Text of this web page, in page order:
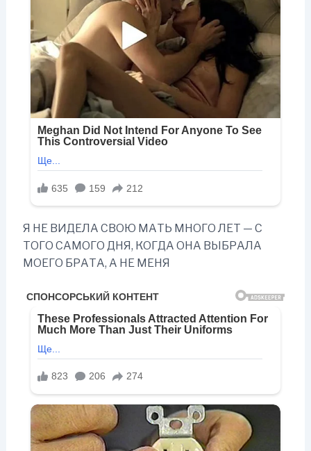
Я НЕ ВИДЕЛА СВОЮ МАТЬ МНОГО ЛЕТ — С
ТОГО САМОГО ДНЯ, КОГДА ОНА ВЫБРАЛА
МОЕГО БРАТА, А НЕ МЕНЯ